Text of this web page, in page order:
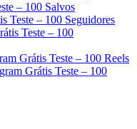
– 100 Salvos
Teste – 100 Seguidores
Teste – 100
Grátis Teste – 100 Reels
Grátis Teste – 100